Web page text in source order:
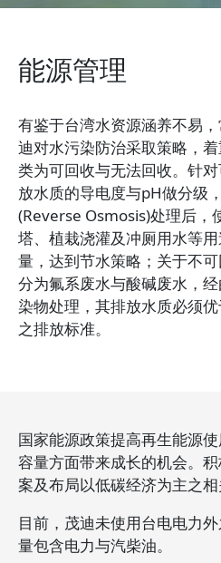
能源管理
有鉴于台湾水资源涵养不易
迪对水污染防治采取策略，
类为可回收与无法回收。针
放水质的导电度与pH做分级
(Reverse Osmosis)处理后，
塔、植栽浇灌及冲厕用水等
量，达到节水策略；关于不
分为氟系废水与酸碱废水，
染物处理，其排放水质必须
之排放标准。
国家能源政策提高再生能源
容量方面带来成长的机会。
案及布局以低碳经济为主之相
目前，茂迪未使用台电电力
量包含电力与汽柴油。